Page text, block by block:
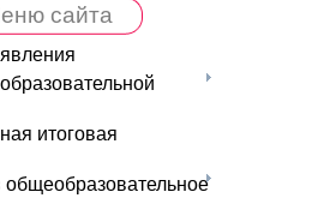
сайта
итоговая
общеобразовательное